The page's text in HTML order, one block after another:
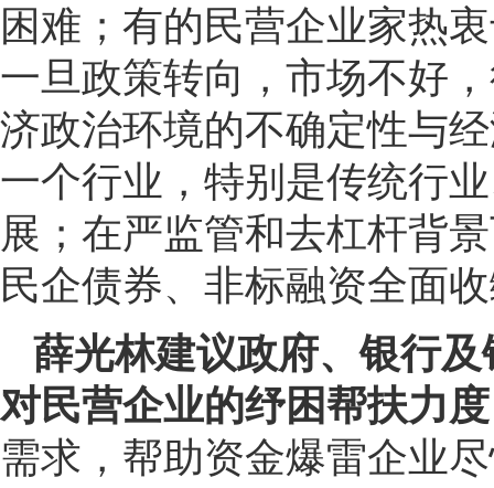
困难；有的民营企业家热
一旦政策转向，市场不好
济政治环境的不确定性与
一个行业，特别是传统行
展；在严监管和去杠杆背
民企债券、非标融资全面
薛光林建议政府、银行
对民营企业的纾困帮扶力度
需求，帮助资金爆雷企业